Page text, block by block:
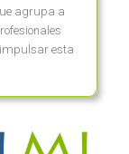
agrupa a
impulsar esta